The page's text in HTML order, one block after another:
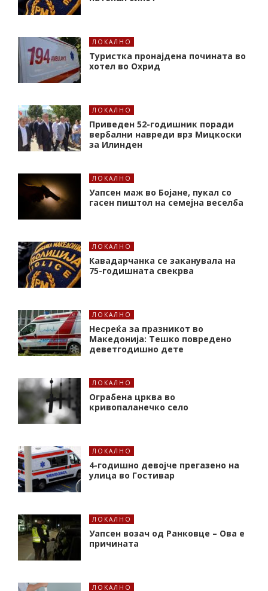
ЛОКАЛНО
Туристка пронајдена почината во
хотел во Охрид
ЛОКАЛНО
Приведен 52-годишник поради
вербални навреди врз Мицкоски
за Илинден
ЛОКАЛНО
Уапсен маж во Бојане, пукал со
гасен пиштол на семејна веселба
ЛОКАЛНО
Кавадарчанка се заканувала на
75-годишната свекрва
ЛОКАЛНО
Несреќа за празникот во
Македонија: Тешко повредено
деветгодишно дете
ЛОКАЛНО
Ограбена црква во
кривопаланечко село
ЛОКАЛНО
4-годишно девојче прегазено на
улица во Гостивар
ЛОКАЛНО
Уапсен возач од Ранковце – Ова е
причината
ЛОКАЛНО